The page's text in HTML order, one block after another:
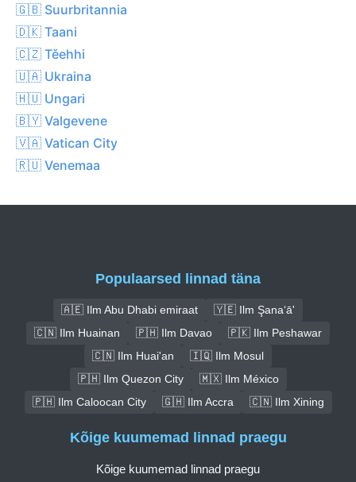
🇬🇧 Suurbritannia
🇩🇰 Taani
🇨🇿 Těehhi
🇺🇦 Ukraina
🇭🇺 Ungari
🇧🇾 Valgevene
🇻🇦 Vatican City
🇷🇺 Venemaa
Populaarsed linnad täna
🇦🇪 Ilm Abu Dhabi emiraat
🇾🇪 Ilm Şana‘ā'
🇨🇳 Ilm Huainan
🇵🇭 Ilm Davao
🇵🇰 Ilm Peshawar
🇨🇳 Ilm Huai'an
🇮🇶 Ilm Mosul
🇵🇭 Ilm Quezon City
🇲🇽 Ilm México
🇵🇭 Ilm Caloocan City
🇬🇭 Ilm Accra 🇨🇳 Ilm Xining
Kõige kuumemad linnad praegu
Kõige kuumemad linnad praegu